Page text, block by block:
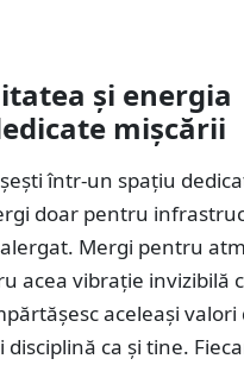
și energia
mișcării
într-un spațiu
doar pentru
Mergi pentru
acea vibrație invizibilă
aceleași valori
ca și tine.